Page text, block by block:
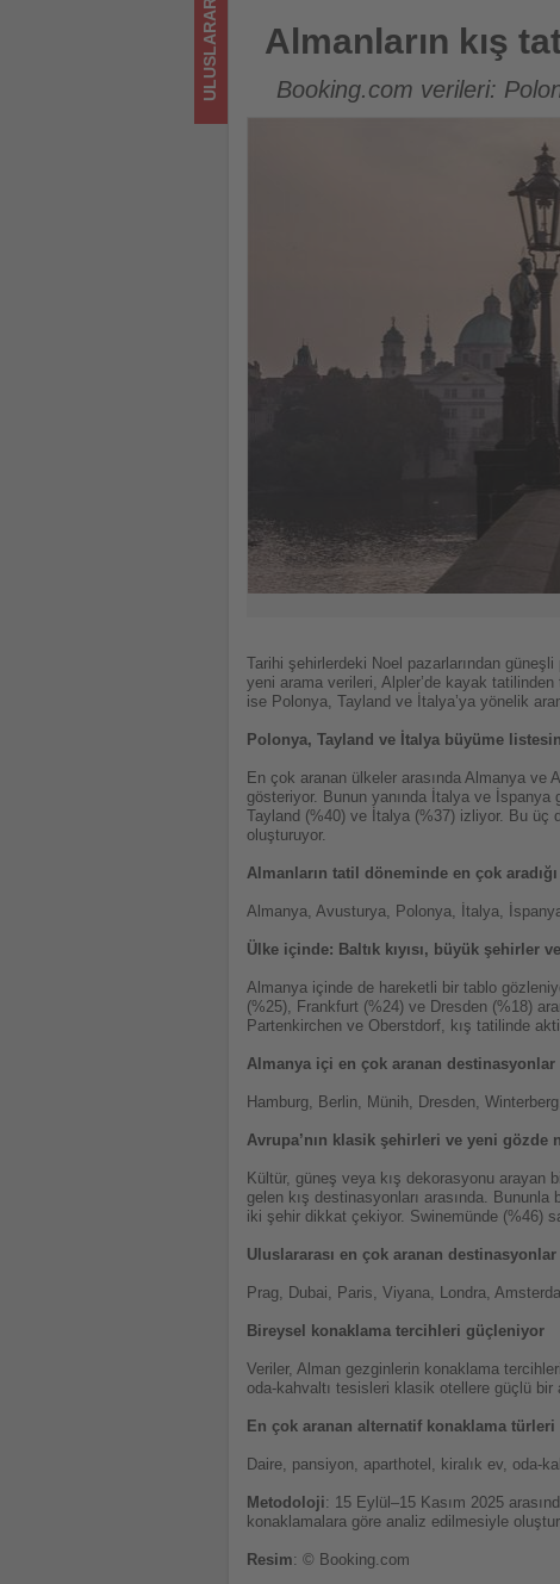
Almanların kış tatili için en
ULUSLARARASI Almanların kış
Booking.com verileri:
Tarihi şehirlerdeki Noel pazarlarından
yeni arama verileri, Alpler’de kayak
ise Polonya, Tayland ve İtalya’ya yönelik
Polonya, Tayland ve İtalya büyüme
En çok aranan ülkeler arasında Almanya ve
gösteriyor. Bunun yanında İtalya ve İspanya
Tayland (%40) ve İtalya (%37) izliyor. Bu üç
oluşturuyor.
Almanların tatil döneminde en çok
Almanya, Avusturya, Polonya, İtalya,
Ülke içinde: Baltık kıyısı, büyük şehirler
Almanya içinde de hareketli bir tablo
(%25), Frankfurt (%24) ve Dresden (%18)
Partenkirchen ve Oberstdorf, kış tatilinde
Almanya içi en çok aranan destinasyonlar
Hamburg, Berlin, Münih, Dresden,
Avrupa’nın klasik şehirleri ve yeni gözde
Kültür, güneş veya kış dekorasyonu arayan
gelen kış destinasyonları arasında.
iki şehir dikkat çekiyor. Swinemünde (%46)
Uluslararası en çok aranan destinasyonlar
Prag, Dubai, Paris, Viyana, Londra,
Bireysel konaklama tercihleri güçleniyor
Veriler, Alman gezginlerin konaklama
oda-kahvaltı tesisleri klasik otellere güçlü bir
En çok aranan alternatif konaklama türleri
Daire, pansiyon, aparthotel, kiralık ev, oda-
Metodoloji: 15 Eylül–15 Kasım 2025
konaklamalara göre analiz edilmesiyle
Resim: © Booking.com